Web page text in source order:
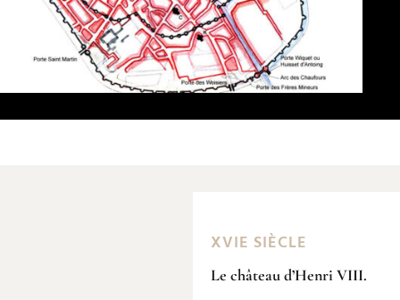
XVIE SIÈCLE
Le château d’Henri VIII.